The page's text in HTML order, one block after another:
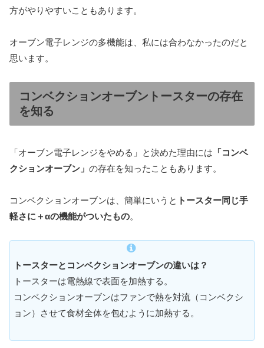
方がやりやすいこともあります。
オーブン電子レンジの多機能は、私には合わなかったのだと
思います。
コンベクションオーブントースターの存在
を知る
「オーブン電子レンジをやめる」と決めた理由には 「コンベ
クションオーブン」 の存在を知ったこともあります。
コンベクションオーブンは、簡単にいうと トースター同じ手
軽さに＋αの機能がついたもの。
トースターとコンベクションオーブンの違いは？
トースターは電熱線で表面を加熱する。
コンベクションオーブンはファンで熱を対流（コンベクシ
ョン）させて食材全体を包むように加熱する。